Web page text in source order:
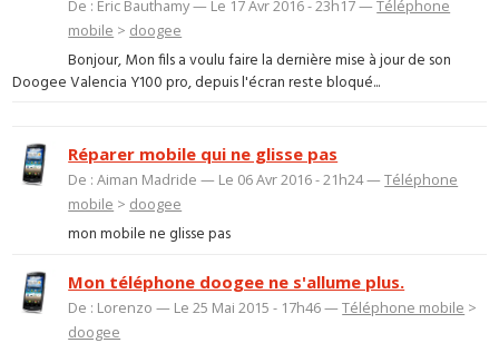
De : Eric Bauthamy — Le 17 Avr 2016 - 23h17 —Téléphone
mobile > doogee
Bonjour, Mon fils a voulu faire la dernière mise à jour de son
Doogee Valencia Y100 pro, depuis l'écran reste bloqué...
Réparer mobile qui ne glisse pas
De : Aiman Madride — Le 06 Avr 2016 - 21h24 —Téléphone
mobile > doogee
mon mobile ne glisse pas
Mon téléphone doogee ne s'allume plus.
De : Lorenzo — Le 25 Mai 2015 - 17h46 —Téléphone mobile >
doogee